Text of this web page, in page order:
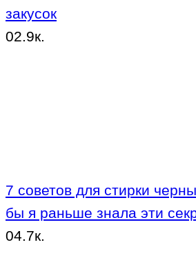
закусок
02.9к.
7 советов для стирки
бы я раньше знала эти
04.7к.